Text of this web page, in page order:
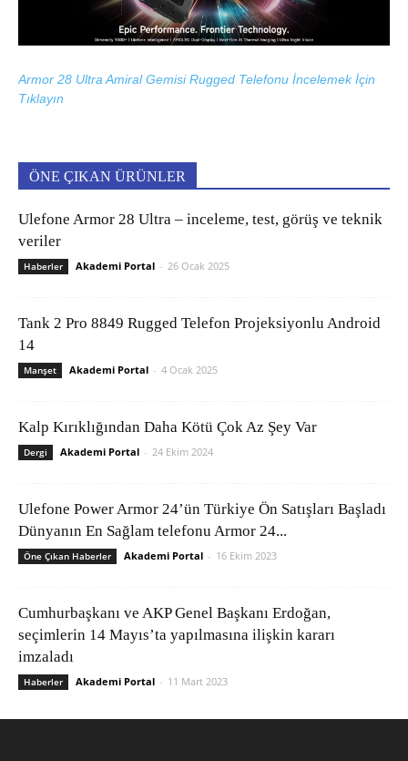
Armor 28 Ultra Amiral Gemisi Rugged Telefonu İncelemek İçin
Tıklayın
ÖNE ÇIKAN ÜRÜNLER
Ulefone Armor 28 Ultra – inceleme, test, görüş ve teknik
veriler
Haberler Akademi Portal - 26 Ocak 2025
Tank 2 Pro 8849 Rugged Telefon Projeksiyonlu Android
14
Manşet Akademi Portal - 4 Ocak 2025
Kalp Kırıklığından Daha Kötü Çok Az Şey Var
Dergi Akademi Portal - 24 Ekim 2024
Ulefone Power Armor 24’ün Türkiye Ön Satışları Başladı
Dünyanın En Sağlam telefonu Armor 24...
Öne Çıkan Haberler Akademi Portal - 16 Ekim 2023
Cumhurbaşkanı ve AKP Genel Başkanı Erdoğan,
seçimlerin 14 Mayıs’ta yapılmasına ilişkin kararı
imzaladı
Haberler Akademi Portal - 11 Mart 2023